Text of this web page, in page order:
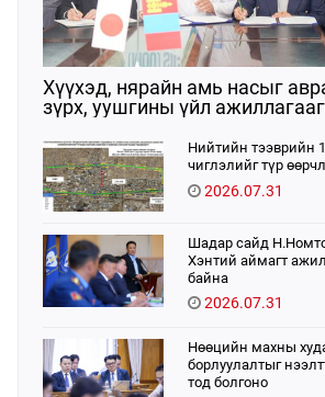
Хүүхэд, нярайн амь насыг
зүрх, уушгины үйл
ЭХЭМҮТ-д нэвтрүүлнэНийтийн тээврийн
чиглэлийг түр
2026.07.31
Шадар сайд
Хэнтий аймагт
байна
2026.07.31
Нөөцийн махны
борлуулалтыг
тод болгоно